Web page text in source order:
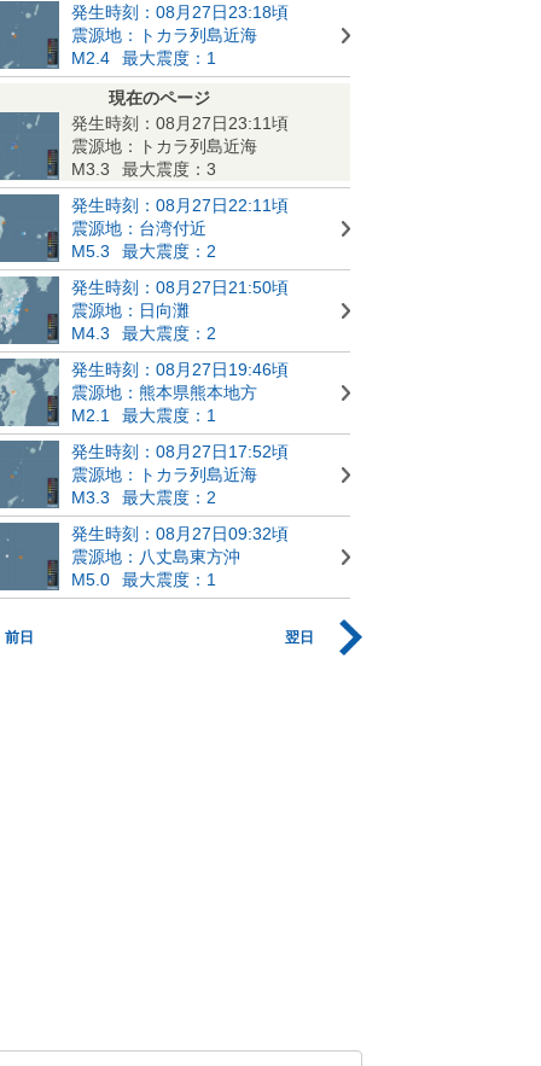
発生時刻：08月27日23:18頃
震源地：トカラ列島近海
M2.4
最大震度：1
現在のページ
発生時刻：08月27日23:11頃
震源地：トカラ列島近海
M3.3
最大震度：3
発生時刻：08月27日22:11頃
震源地：台湾付近
M5.3
最大震度：2
発生時刻：08月27日21:50頃
震源地：日向灘
M4.3
最大震度：2
発生時刻：08月27日19:46頃
震源地：熊本県熊本地方
M2.1
最大震度：1
発生時刻：08月27日17:52頃
震源地：トカラ列島近海
M3.3
最大震度：2
発生時刻：08月27日09:32頃
震源地：八丈島東方沖
M5.0
最大震度：1
前日 翌日